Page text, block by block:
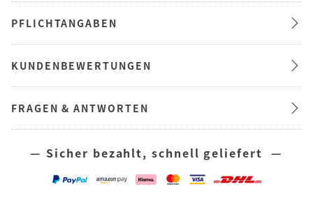
PFLICHTANGABEN
KUNDENBEWERTUNGEN
FRAGEN & ANTWORTEN
— Sicher bezahlt, schnell geliefert —